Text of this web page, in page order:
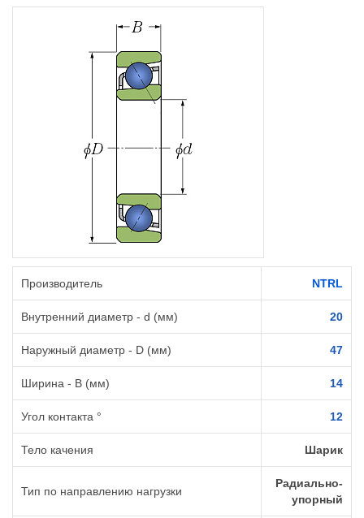
Производитель NTRL
Внутренний диаметр - d (мм) 20
Наружный диаметр - D (мм) 47
Ширина - B (мм) 14
Угол контакта ° 12
Тело качения Шарик
Тип по направлению нагрузки
Радиально-
упорный